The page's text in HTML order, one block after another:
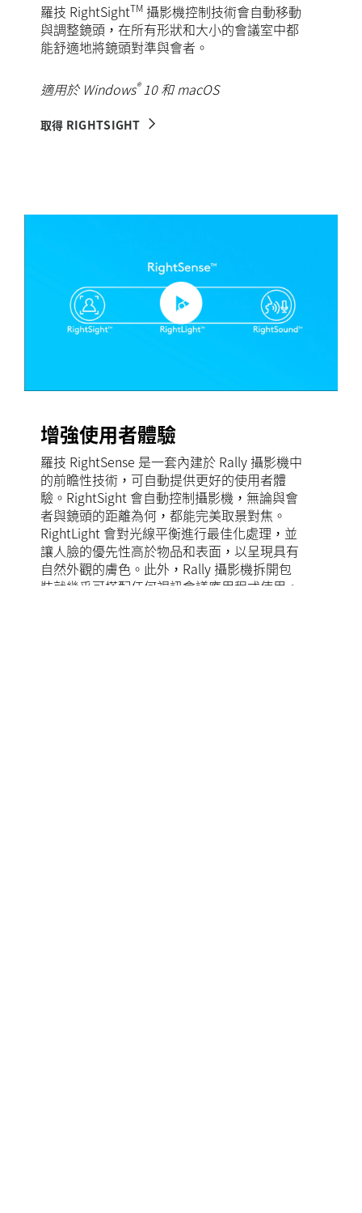
羅技 RightSightTM 攝影機控制技術會自動移動
與調整鏡頭，在所有形狀和大小的會議室中都
能舒適地將鏡頭對準與會者。
適用於 Windows®10 和 macOS
取得 RIGHTSIGHT
增強使用者體驗
羅技 RightSense 是一套內建於 Rally 攝影機中
的前瞻性技術，可自動提供更好的使用者體
驗。RightSight 會自動控制攝影機，無論與會
者與鏡頭的距離為何，都能完美取景對焦。
RightLight 會對光線平衡進行最佳化處理，並
讓人臉的優先性高於物品和表面，以呈現具有
自然外觀的膚色。此外，Rally 攝影機拆開包
裝就幾乎可搭配任何視訊會議應用程式使用。